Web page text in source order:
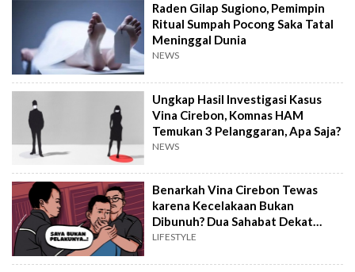
Raden Gilap Sugiono, Pemimpin
Ritual Sumpah Pocong Saka Tatal
Meninggal Dunia
NEWS
Ungkap Hasil Investigasi Kasus
Vina Cirebon, Komnas HAM
Temukan 3 Pelanggaran, Apa Saja?
NEWS
Benarkah Vina Cirebon Tewas
karena Kecelakaan Bukan
Dibunuh? Dua Sahabat Dekat
Buka Suara
LIFESTYLE